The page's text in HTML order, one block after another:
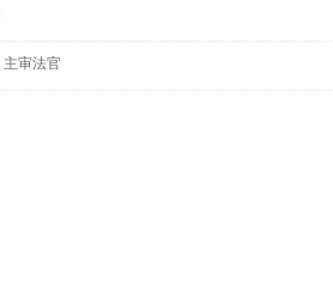
主审法官